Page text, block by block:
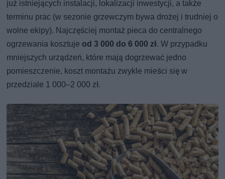
już istniejących instalacji, lokalizacji inwestycji, a także
terminu prac (w sezonie grzewczym bywa drożej i trudniej o
wolne ekipy). Najczęściej montaż pieca do centralnego
ogrzewania kosztuje od 3 000 do 6 000 zł. W przypadku
mniejszych urządzeń, które mają dogrzewać jedno
pomieszczenie, koszt montażu zwykle mieści się w
przedziale 1 000–2 000 zł.